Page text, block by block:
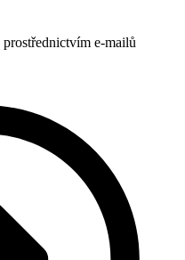
prostřednictvím e-mailů